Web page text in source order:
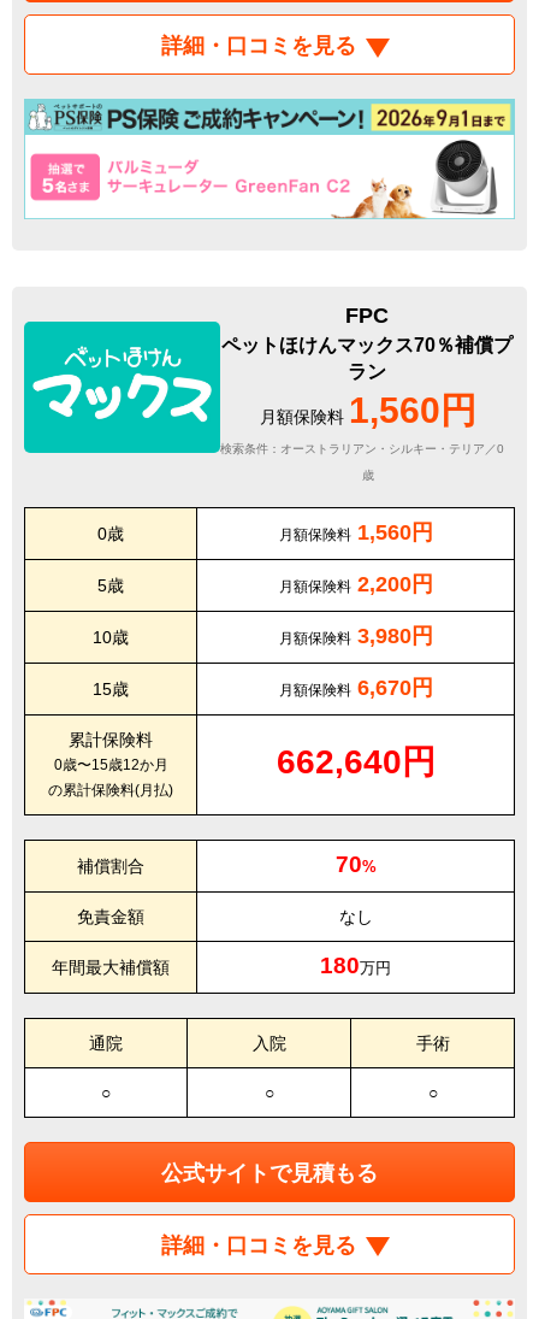
詳細・口コミを見る
FPC
ペットほけんマックス70％補償プ
ラン
月額保険料 1,560円
検索条件：オーストラリアン・シルキー・テリア／0
歳
0歳 月額保険料 1,560円
5歳 月額保険料 2,200円
10歳 月額保険料 3,980円
15歳 月額保険料 6,670円
累計保険料
0歳〜15歳12か月
の累計保険料(月払)
662,640円
補償割合 70%
免責金額 なし
年間最大補償額 180万円
通院 入院 手術
○ ○ ○
公式サイトで見積もる
詳細・口コミを見る